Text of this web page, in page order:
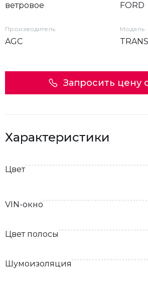
ветровое FORD
Производитель
AGC
Модель
Запросить цену
Характеристики
Цвет
VIN-окно
Цвет полосы
Шумоизоляция